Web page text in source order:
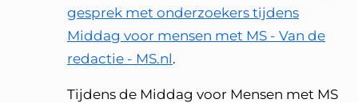
gesprek met onderzoekers tijdens
Middag voor mensen met MS - Van de
redactie - MS.nl.
Tijdens de Middag voor Mensen met MS